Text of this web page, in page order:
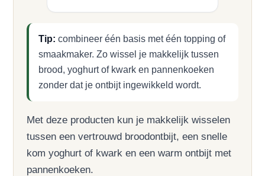
Tip: combineer één basis met één topping of
smaakmaker. Zo wissel je makkelijk tussen
brood, yoghurt of kwark en pannenkoeken
zonder dat je ontbijt ingewikkeld wordt.
Met deze producten kun je makkelijk wisselen
tussen een vertrouwd broodontbijt, een snelle
kom yoghurt of kwark en een warm ontbijt met
pannenkoeken.